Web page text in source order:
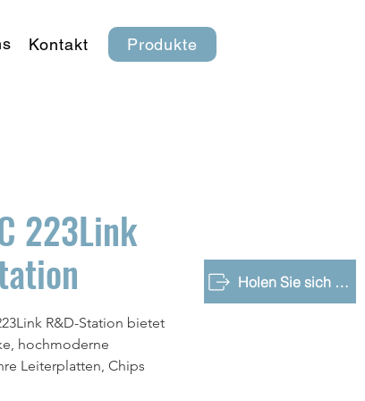
Kontakt Produkte
Holen Sie sich eine kostenlose Demo
223Link
R&D-Station bietet
hochmoderne
Leiterplatten, Chips